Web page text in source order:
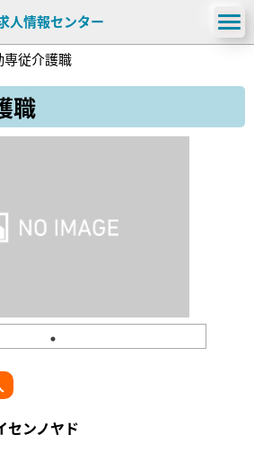
人情報センター
専従介護職
職
センノヤド